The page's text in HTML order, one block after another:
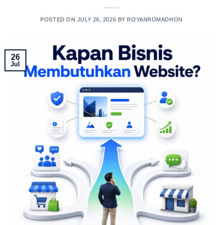
POSTED ON JULY 26, 2026 BY ROYANROMADHON
26
Jul